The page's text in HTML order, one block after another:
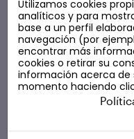
COSMÉTICA LOW COST
Utilizamos cookies
analíticos y para
base a un perfil
navegación (por
encontrar más
cookies o retirar su
información acerca de
momento haciendo